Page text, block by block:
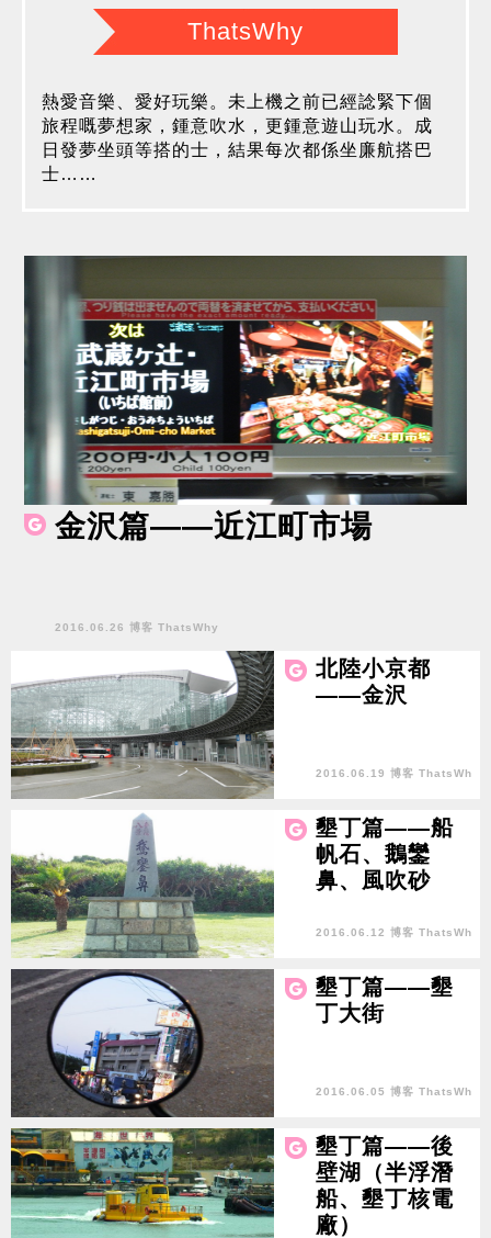
ThatsWhy
熱愛音樂、愛好玩樂。未上機之前已經諗緊下個
旅程嘅夢想家，鍾意吹水，更鍾意遊山玩水。成
日發夢坐頭等搭的士，結果每次都係坐廉航搭巴
士……
金沢篇——近江町市場
2016.06.26 博客 ThatsWhy
北陸小京都
——金沢
2016.06.19 博客 ThatsWh
墾丁篇——船
帆石、鵝鑾
鼻、風吹砂
2016.06.12 博客 ThatsWh
墾丁篇——墾
丁大街
2016.06.05 博客 ThatsWh
墾丁篇——後
壁湖（半浮潛
船、墾丁核電
廠）